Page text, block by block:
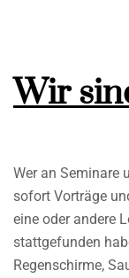
Wir
Wer an Seminare
sofort Vorträge
eine oder andere
stattgefunden
Regenschirme,